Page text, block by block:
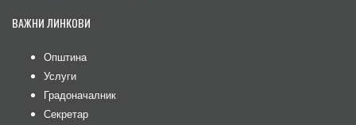
ВАЖНИ ЛИНКОВИ
Општина
Услуги
Градоначалник
Секретар